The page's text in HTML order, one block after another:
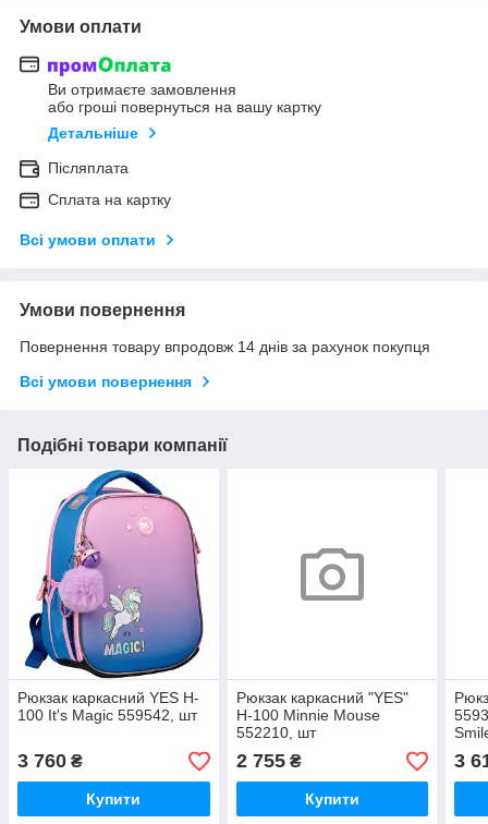
Умови оплати
Ви отримаєте замовлення
або гроші повернуться на вашу картку
Детальніше
Післяплата
Сплата на картку
Всі умови оплати
Умови повернення
Повернення товару впродовж 14 днів за рахунок покупця
Всі умови повернення
Подібні товари компанії
Рюкзак каркасний YES H-
100 It's Magic 559542, шт
3 760 ₴
Купити
Рюкзак каркасний "YES"
H-100 Minnie Mouse
552210, шт
2 755₴
Купити
3